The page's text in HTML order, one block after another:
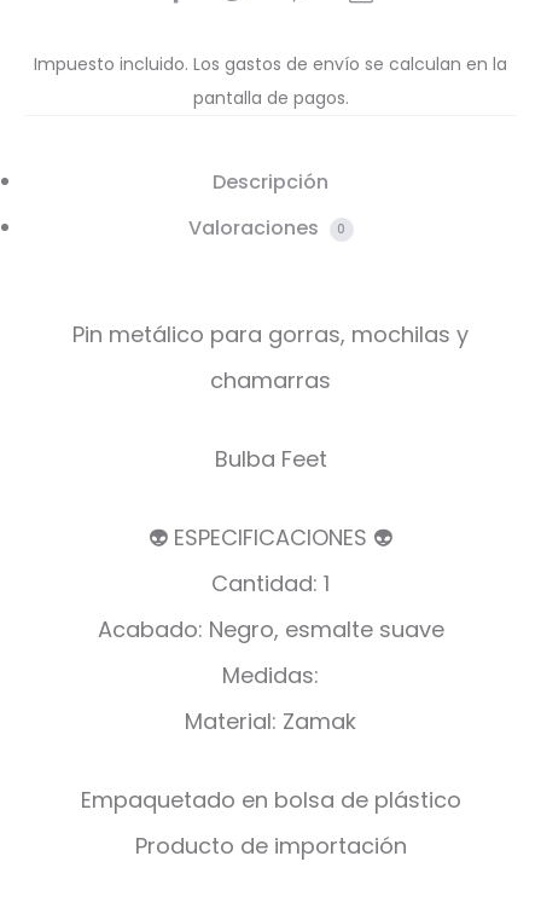
Impuesto incluido. Los gastos de envío se calculan en la
pantalla de pagos.
Descripción
Valoraciones
0
Pin metálico para gorras, mochilas y
chamarras
Bulba Feet
👽 ESPECIFICACIONES 👽
Cantidad: 1
Acabado: Negro, esmalte suave
Medidas:
Material: Zamak
Empaquetado en bolsa de plástico
Producto de importación